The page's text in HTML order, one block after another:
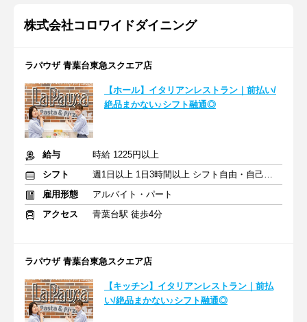
株式会社コロワイドダイニング
ラパウザ 青葉台東急スクエア店
【ホール】イタリアンレストラン｜前払い/
絶品まかない♪シフト融通◎
給与
時給 1225円以上
シフト
週1日以上 1日3時間以上 シフト自由・自己申告
雇用形態
アルバイト・パート
アクセス
青葉台駅 徒歩4分
ラパウザ 青葉台東急スクエア店
【キッチン】イタリアンレストラン｜前払
い/絶品まかない♪シフト融通◎